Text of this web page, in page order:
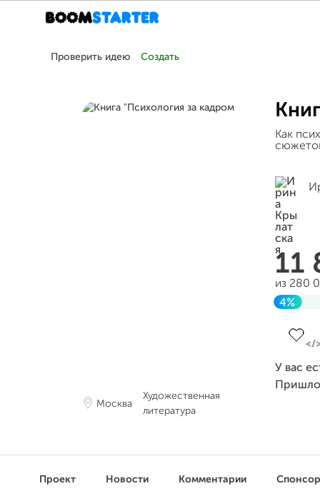
Проверить идею Создать
Москва
Художественная
литература
Как
11
из 280
4%
У вас
Проект Новости Комментарии